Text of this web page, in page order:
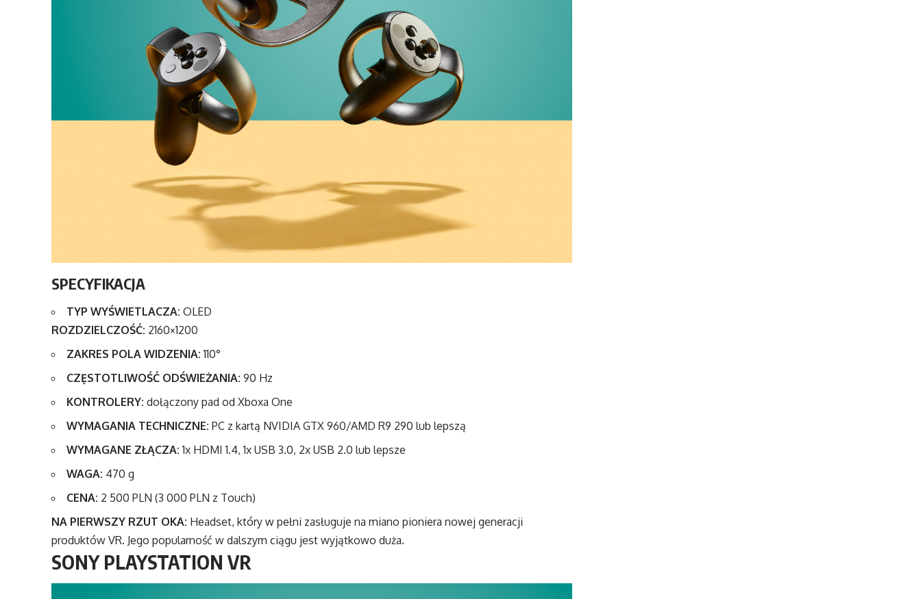
SPECYFIKACJA
TYP WYŚWIETLACZA:OLED
ROZDZIELCZOŚĆ: 2160×1200
ZAKRES POLA WIDZENIA: 110°
CZĘSTOTLIWOŚĆ ODŚWIEŻANIA: 90 Hz
KONTROLERY: dołączony pad od Xboxa One
WYMAGANIA TECHNICZNE: PC z kartą NVIDIA GTX 960/AMD R9 290 lub lepszą
WYMAGANE ZŁĄCZA:1x HDMI 1.4, 1x USB 3.0, 2x USB 2.0 lub lepsze
WAGA: 470 g
CENA: 2 500 PLN (3 000 PLN z Touch)
NA PIERWSZY RZUT OKA: Headset, który w pełni zasługuje na miano pioniera nowej generacji
produktów VR. Jego popularność w dalszym ciągu jest wyjątkowo duża.
SONY PLAYSTATION VR